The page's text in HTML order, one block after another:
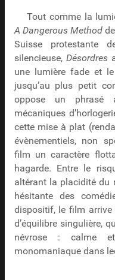
Tout comme la
A Dangerous Method
Suisse protestante
silencieuse, Désordres
une lumière fade et
jusqu’au plus petit
oppose un phrasé
mécaniques
cette mise à plat
évènementiels, non
film un caractère
hagarde. Entre le
altérant la placidité du
hésitante des
dispositif, le film
d’équilibre singulière,
névrose : calme
monomaniaque dans